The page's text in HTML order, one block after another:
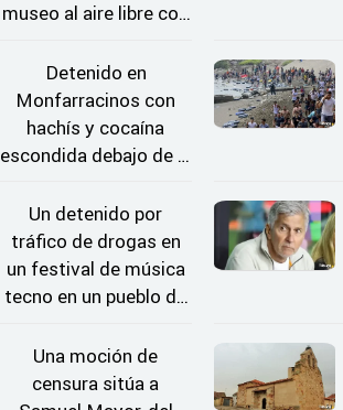
museo al aire libre con
Detenido en
Monfarracinos con
hachís y cocaína
escondida debajo de la
coche
Un detenido por
tráfico de drogas en
un festival de música
tecno en un pueblo de
Una moción de
censura sitúa a